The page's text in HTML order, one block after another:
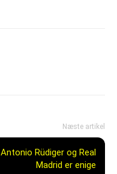
Næste artikel
Antonio Rüdiger og Real
Madrid er enige